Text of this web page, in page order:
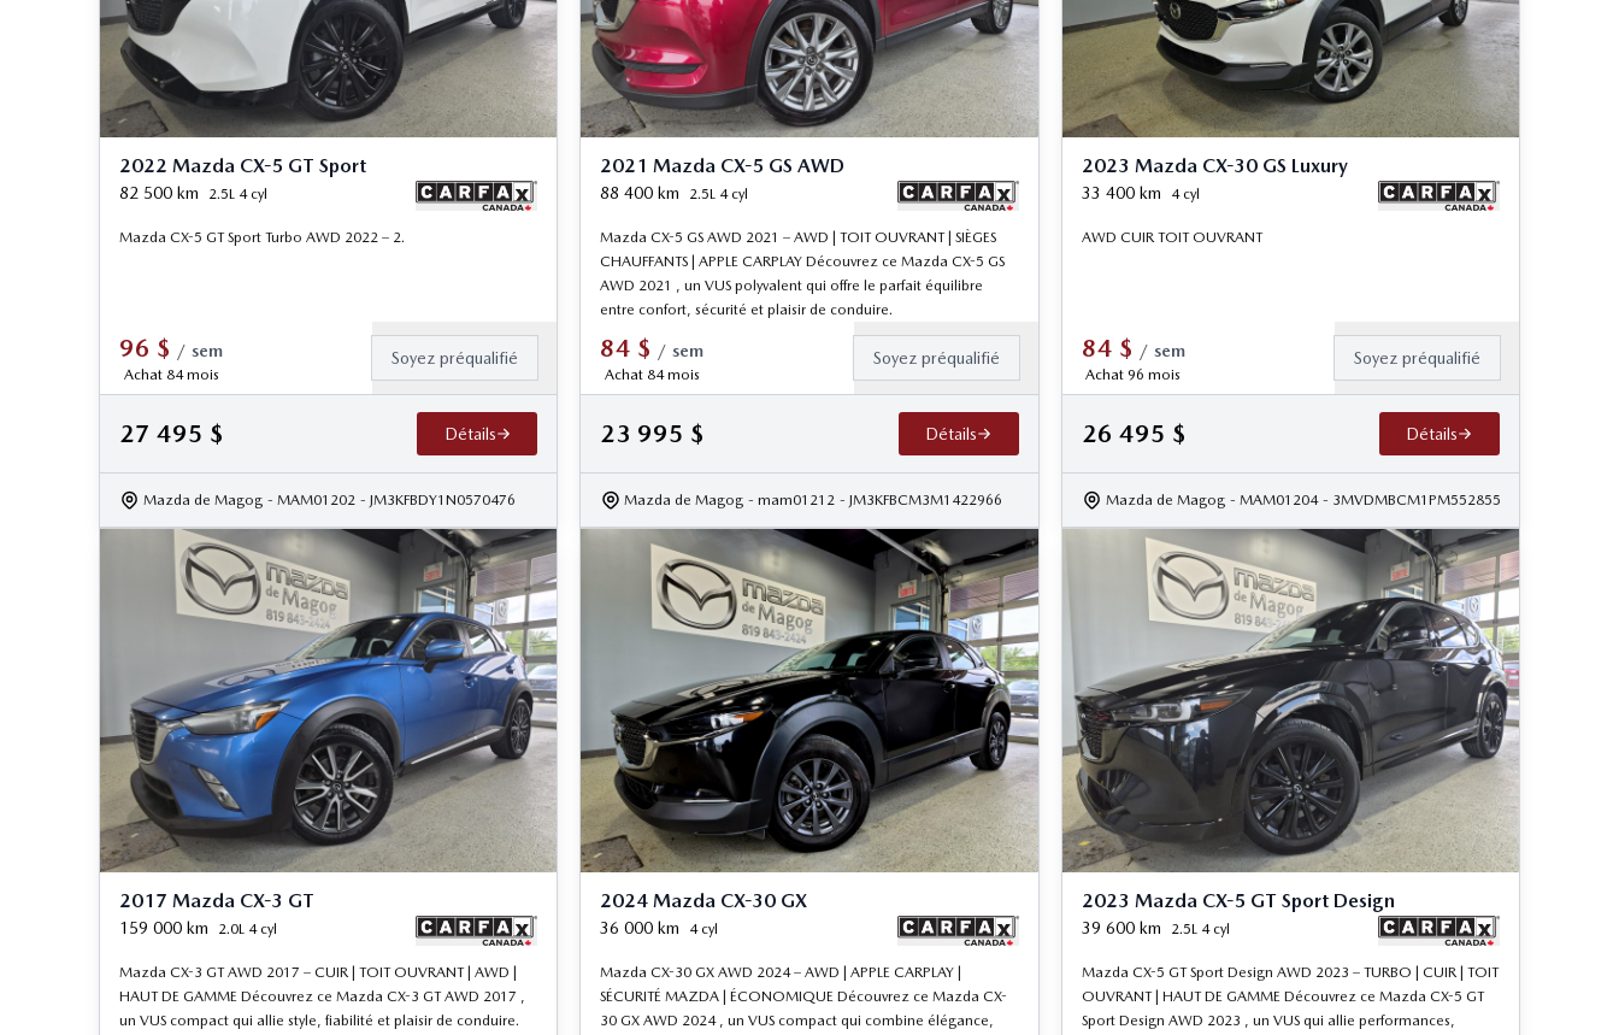
2022 Mazda CX-5 GT Sport
82 500 km 2.5L 4 cyl
Mazda CX-5 GT Sport Turbo AWD 2022 – 2.
96 $ / sem
Achat 84 mois
Soyez préqualifié
27 495 $ Détails
Mazda de Magog - MAM01202 - JM3KFBDY1N0570476
2021 Mazda CX-5 GS AWD
88 400 km 2.5L 4 cyl
Mazda CX-5 GS AWD 2021 – AWD | TOIT OUVRANT | SIÈGES
CHAUFFANTS | APPLE CARPLAY Découvrez ce Mazda CX-5 GS
AWD 2021 , un VUS polyvalent qui offre le parfait équilibre
entre confort, sécurité et plaisir de conduire.
84 $ / sem
Achat 84 mois
Soyez préqualifié
23 995 $ Détails
Mazda de Magog - mam01212 - JM3KFBCM3M1422966
2023 Mazda CX-30 GS Luxury
33 400km 4 cyl
AWD CUIR TOIT OUVRANT
84 $ / sem
Achat 96 mois
Soyez préqualifié
26 495 $ Détails
Mazda de Magog - MAM01204 - 3MVDMBCM1PM552855
2017 Mazda CX-3 GT
159 000 km 2.0L 4 cyl
Mazda CX-3 GT AWD 2017 – CUIR | TOIT OUVRANT | AWD |
HAUT DE GAMME Découvrez ce Mazda CX-3 GT AWD 2017 ,
un VUS compact qui allie style, fiabilité et plaisir de conduire.
2024 Mazda CX-30 GX
36 000 km 4 cyl
Mazda CX-30 GX AWD 2024 – AWD | APPLE CARPLAY |
SÉCURITÉ MAZDA | ÉCONOMIQUE Découvrez ce Mazda CX-
30 GX AWD 2024 , un VUS compact qui combine élégance,
2023 Mazda CX-5 GT Sport Design
39 600km 2.5L 4 cyl
Mazda CX-5 GT Sport Design AWD 2023 – TURBO | CUIR | TOIT
OUVRANT | HAUT DE GAMME Découvrez ce Mazda CX-5 GT
Sport Design AWD 2023 , un VUS qui allie performances,